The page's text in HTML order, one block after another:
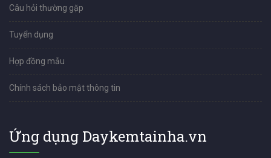
Câu hỏi thường gặp
Tuyển dụng
Hợp đồng mẫu
Chính sách bảo mật thông tin
Ứng dụng Daykemtainha.vn